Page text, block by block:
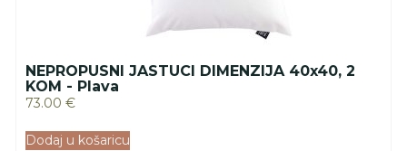
NEPROPUSNI JASTUCI DIMENZIJA 40x40, 2
KOM - Plava
73.00 €
Dodaj u košaricu